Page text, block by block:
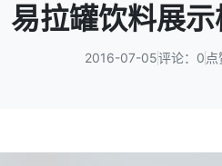
易拉罐饮料展
2016-07-05评论：0